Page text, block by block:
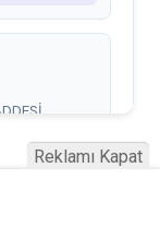
Reklamı Kapat